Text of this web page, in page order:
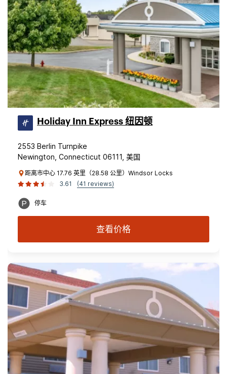
Holiday Inn Express 纽因顿
2553 Berlin Turnpike
Newington, Connecticut 06111, 美国
距离市中心 17.76 英里（28.58 公里）Windsor Locks
3.61
(41 reviews)
停车
查看价格